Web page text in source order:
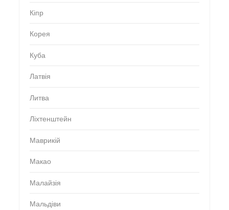
Кіпр
Корея
Куба
Латвія
Литва
Ліхтенштейн
Маврикій
Макао
Малайзія
Мальдіви